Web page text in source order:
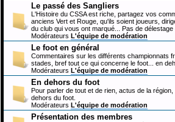
Le passé des Sangliers
L'Histoire du CSSA est riche, partagez vos
anciens Vert et Rouge, qu'ils soient joueurs,
du club qui vous ont marqué... Pas de délestage
Modérateurs L'équipe de modération
Le foot en général
Commentaires sur les différents championnats
stades, bref tout ce qui concerne le foot... en
Modérateurs L'équipe de modération
En dehors du foot
Pour parler de tout et de rien, actus de la
dehors du foot.
Modérateurs L'équipe de modération
Présentation des membres